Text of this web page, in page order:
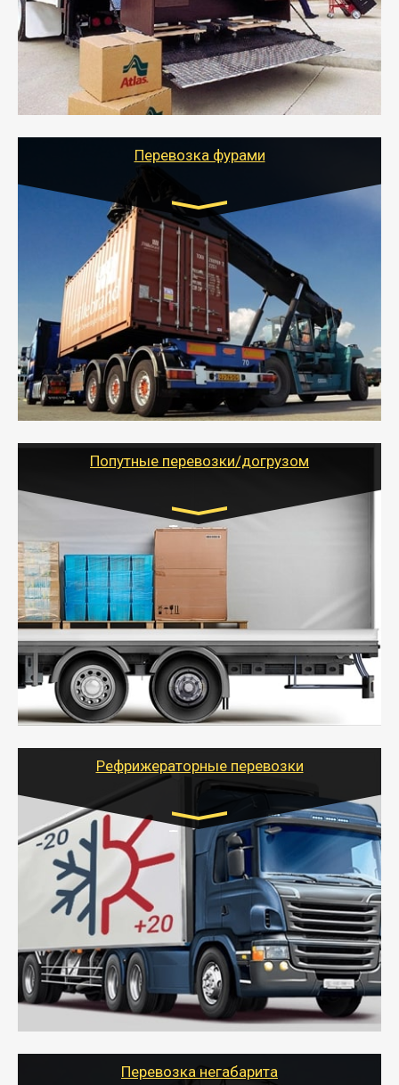
- Служебный или военный переезд может быть на
отдельном авто или догрузом (по меньшей
стоимости).
- Тайгер Логистик подберет автотранспорт, быстро и
качественно организует переезд к новому месту
службы или работы с гарантией сохранности груза и
оформлением документов, подтверждающих
Перевозка фурами
Транспорт:
Еврофура Тент от 5 до 10 тонн
грузоподъемность
от 10 000 руб. Возможен догруз
- Доставка фурой до 20 т возможна для больших
объемов грузов, упакованных в коробки, мешки,
паллеты и россыпью в самые отдаленные места
России с гарантией полной сохранности.
- Тайгер Логистик предоставляет услуги по
грузоперевозкам для физических и юридических лиц
Попутные перевозки/догрузом
Транспорт:
Газель (1,5 и 3 тонны), Бычок, Еврофура от 5 до
10 тонн
от 5000 руб. Возможен догруз
- Экономный способ доставить вещи от 200 кг в
другой город - догрузом или попутно. Попутные
грузоперевозки для физлиц, ИП и юрлиц обходятся
дешевле.
- Тайгер Логистик организует доставку
крупногабаритных и личных вещей по нужному
для погрузочно-разгрузочных работ при перевозке.
Рефрижераторные перевозки
Транспорт:
Газель (1,5 и 3 тонны), Бычок, Еврофура от 5 до
10 тонн
от 6000 руб.
- Рефрижераторные перевозки грузов с
соблюдением температурного режима, работающим
термописцем, санитарной обработкой кузова и мед.
книжкой у водителя.
- Тайгер Логистик поможет быстро перевезти
скоропортящиеся продукты в любой город России с
Перевозка негабарита